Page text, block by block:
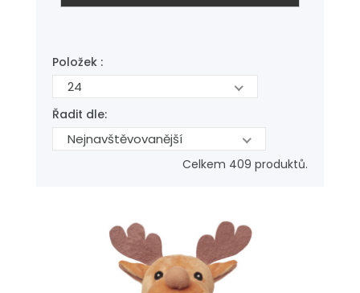
Položek :
24
Řadit dle:
Nejnavštěvovanější
Celkem 409 produktů.